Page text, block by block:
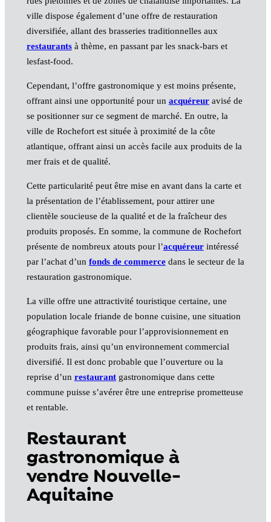
ville dispose également d’une offre de restauration
diversifiée, allant des brasseries traditionnelles aux
restaurantsà thème, en passant par les snack-bars et
lesfast-food.
Cependant, l’offre gastronomique y est moins présente,
offrant ainsi une opportunité pour un acquéreuravisé de
se positionner sur ce segment de marché. En outre, la
ville de Rochefort est située à proximité de la côte
atlantique, offrant ainsi un accès facile aux produits de la
mer frais et de qualité.
Cette particularité peut être mise en avant dans la carte et
la présentation de l’établissement, pour attirer une
clientèle soucieuse de la qualité et de la fraîcheur des
produits proposés. En somme, la commune de Rochefort
présente de nombreux atouts pour l’acquéreurintéressé
par l’achat d’un fonds de commercedans le secteur de la
restauration gastronomique.
La ville offre une attractivité touristique certaine, une
population locale friande de bonne cuisine, une situation
géographique favorable pour l’approvisionnement en
produits frais, ainsi qu’un environnement commercial
diversifié. Il est donc probable que l’ouverture ou la
reprise d’un restaurantgastronomique dans cette
commune puisse s’avérer être une entreprise prometteuse
et rentable.
Restaurant
gastronomique à
vendre Nouvelle-
Aquitaine